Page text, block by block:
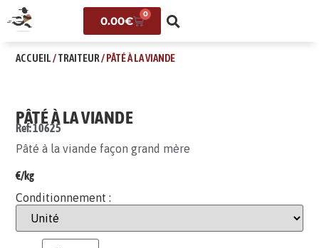
0.00€
0
ACCUEIL/TRAITEUR/ PÂTÉ À LA VIANDE
PÂTÉ À LA VIANDE
Ref: 10625
Pâté à la viande façon grand mère
€/kg
Conditionnement :